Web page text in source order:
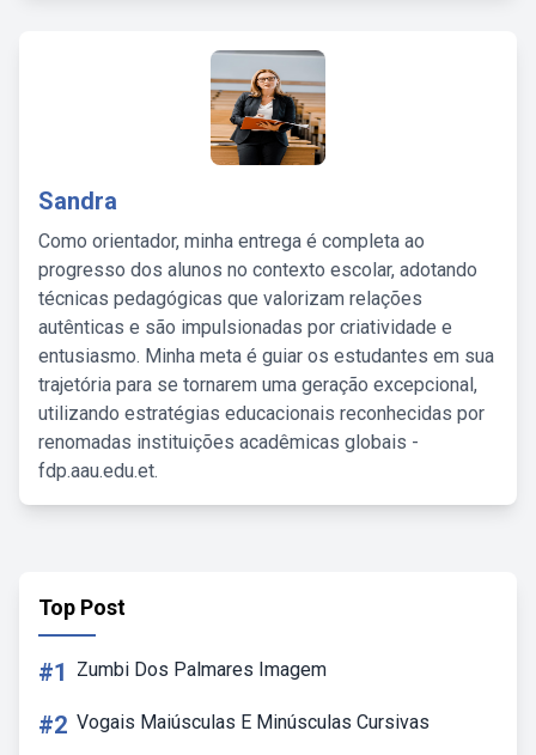
Sandra
Como orientador, minha entrega é completa ao
progresso dos alunos no contexto escolar, adotando
técnicas pedagógicas que valorizam relações
autênticas e são impulsionadas por criatividade e
entusiasmo. Minha meta é guiar os estudantes em sua
trajetória para se tornarem uma geração excepcional,
utilizando estratégias educacionais reconhecidas por
renomadas instituições acadêmicas globais -
fdp.aau.edu.et.
Top Post
#1 Zumbi Dos Palmares Imagem
#2 Vogais Maiúsculas E Minúsculas Cursivas